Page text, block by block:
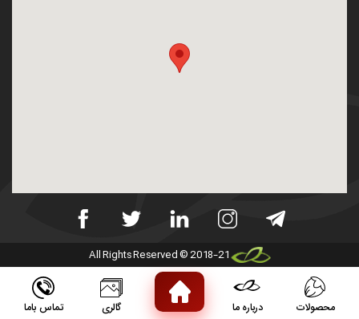
All Rights Reserved © 2018-21
محصولات درباره ما گالری تماس باما